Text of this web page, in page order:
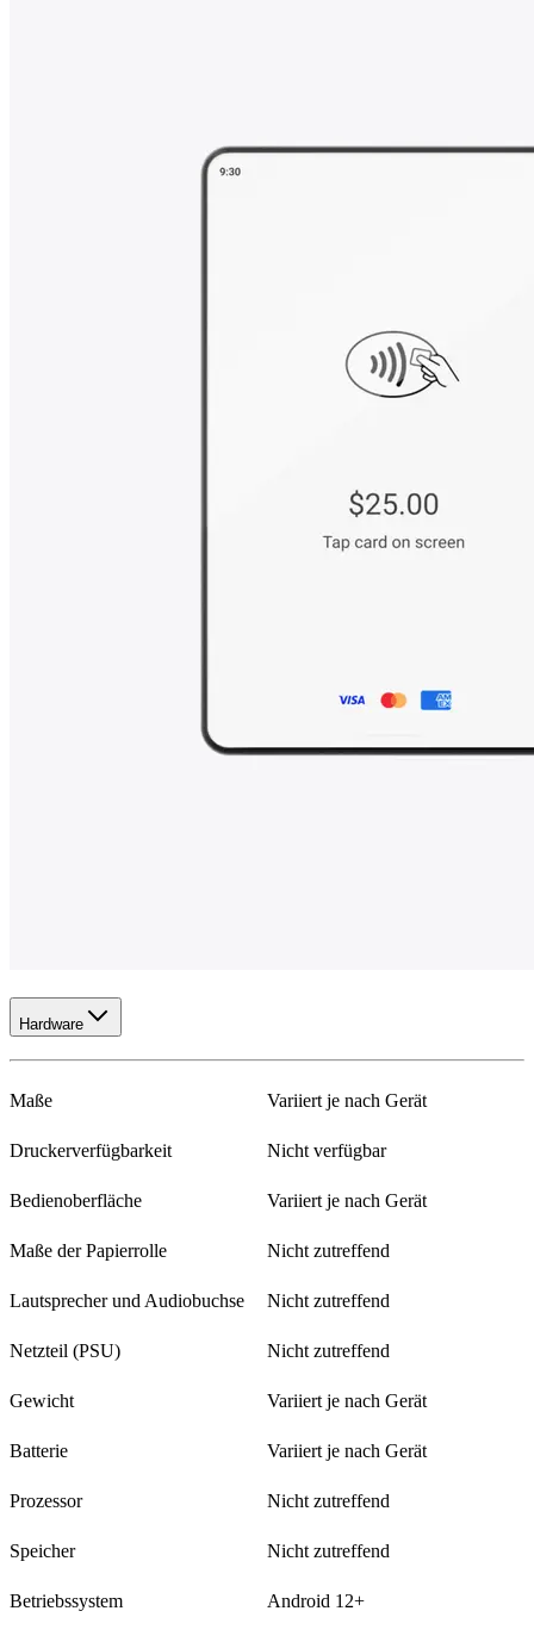
Hardware
Maße Variiert je nach Gerät
Druckerverfügbarkeit Nicht verfügbar
Bedienoberfläche Variiert je nach Gerät
Maße der Papierrolle Nicht zutreffend
Lautsprecher und Audiobuchse Nicht zutreffend
Netzteil (PSU) Nicht zutreffend
Gewicht Variiert je nach Gerät
Batterie Variiert je nach Gerät
Prozessor Nicht zutreffend
Speicher Nicht zutreffend
Betriebssystem Android 12+